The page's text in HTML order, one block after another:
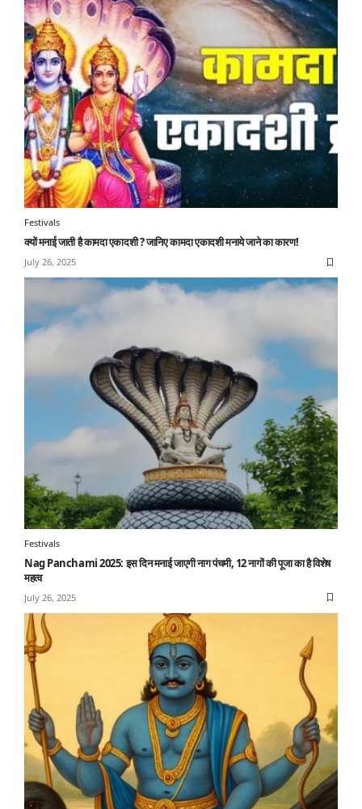
Festivals
क्यों मनाई जाती है कामदा एकादशी ? जानिए कामदा एकादशी मनाये जाने का कारण!
July 26, 2025
Festivals
Nag Panchami 2025: इस दिन मनाई जाएगी नाग पंचमी, 12 नागों की पूजा का है विशेष
महत्व
July 26, 2025